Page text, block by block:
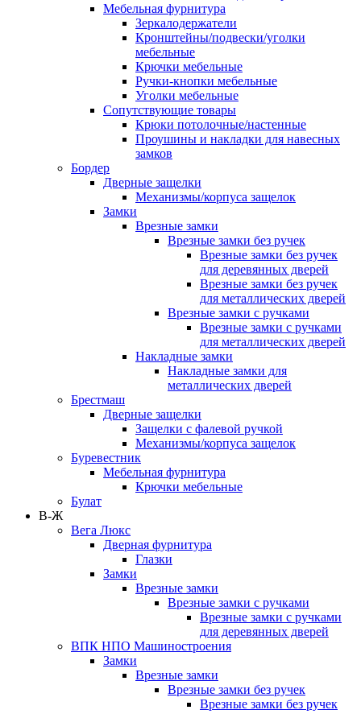
Мебельная фурнитура
Зеркалодержатели
Кронштейны/подвески/уголки
мебельные
Крючки мебельные
Ручки-кнопки мебельные
Уголки мебельные
Сопутствующие товары
Крюки потолочные/настенные
Проушины и накладки для навесных
замков
Бордер
Дверные защелки
Механизмы/корпуса защелок
Замки
Врезные замки
Врезные замки без ручек
Врезные замки без ручек
для деревянных дверей
Врезные замки без ручек
для металлических дверей
Врезные замки с ручками
Врезные замки с ручками
для металлических дверей
Накладные замки
Накладные замки для
металлических дверей
Брестмаш
Дверные защелки
Защелки с фалевой ручкой
Механизмы/корпуса защелок
Буревестник
Мебельная фурнитура
Крючки мебельные
Булат
В-Ж
Вега Люкс
Дверная фурнитура
Глазки
Замки
Врезные замки
Врезные замки с ручками
Врезные замки с ручками
для деревянных дверей
ВПК НПО Машиностроения
Замки
Врезные замки
Врезные замки без ручек
Врезные замки без ручек